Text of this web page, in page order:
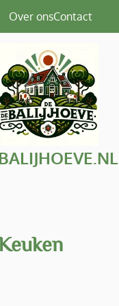
Over onsContact